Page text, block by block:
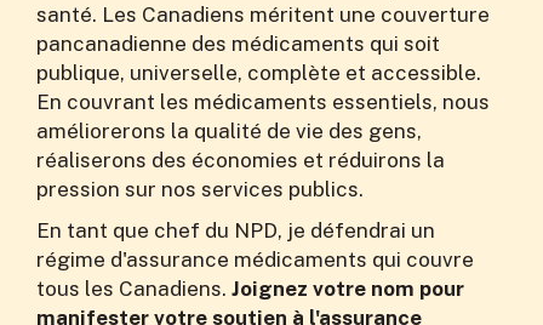
santé. Les Canadiens méritent une couverture
pancanadienne des médicaments qui soit
publique, universelle, complète et accessible.
En couvrant les médicaments essentiels, nous
améliorerons la qualité de vie des gens,
réaliserons des économies et réduirons la
pression sur nos services publics.
En tant que chef du NPD, je défendrai un
régime d'assurance médicaments qui couvre
tous les Canadiens. Joignez votre nom pour
manifester votre soutien à l'assurance